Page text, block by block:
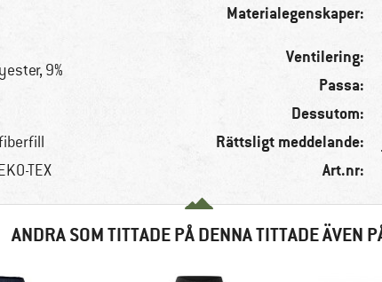
9%
TEX
Materialegenskaper:
Ventilering:
Passa:
Dessutom:
Rättsligt meddelande:
Art.nr:
ANDRA SOM TITTADE PÅ DENNA TITTADE ÄVEN